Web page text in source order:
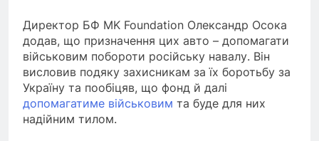
Директор БФ MK Foundation Олександр Осока
додав, що призначення цих авто – допомагати
військовим побороти російську навалу. Він
висловив подяку захисникам за їх боротьбу за
Україну та пообіцяв, що фонд й далі
допомагатиме військовим та буде для них
надійним тилом.